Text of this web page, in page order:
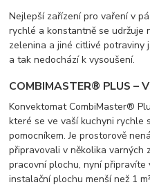
Nejlepší zařízení pro vaření v
rychlé a konstantně se udržuje
zelenina a jiné citlivé potraviny
a tak nedochází k vysoušení.
COMBIMASTER® PLUS –
Konvektomat CombiMaster®
které se ve vaší kuchyni rychle
pomocníkem. Je prostorově
připravovali v několika varných
pracovní plochu, nyní připravíte
instalační plochu menší než 1